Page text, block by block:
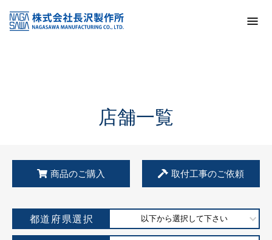
KSS加盟店・取扱店情報
店舗一覧
店舗一覧
商品のご購入 取付工事のご依頼
都道府県選択 以下から選択して下さい